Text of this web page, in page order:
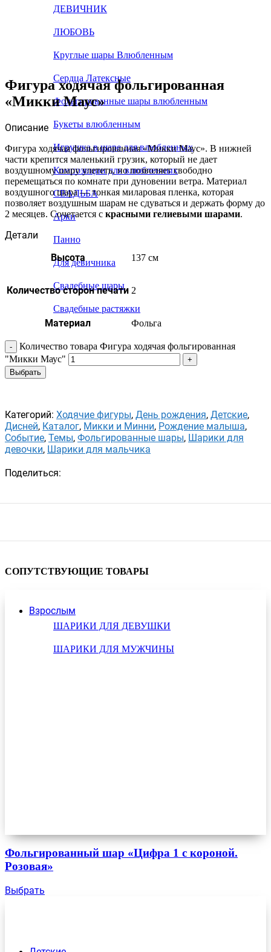
ДЕВИЧНИК
ЛЮБОВЬ
Круглые шары Влюбленным
Сердца Латексные
Фольгированные шары влюбленным
Букеты влюбленным
Игрушка в шаре для влюбленных
Композиции для влюбленных
СВАДЬБА
Арки
Панно
Для девичника
Свадебные шары
Свадебные растяжки
Взрослым
ШАРИКИ ДЛЯ ДЕВУШКИ
ШАРИКИ ДЛЯ МУЖЧИНЫ
Фигура ходячая фольгированная
«Микки Маус»
Описание
Фигура ходячая фольгированная «Микки Маус». В нижней
части крепится маленький грузик, который не дает
воздушному шару улететь, но позволяет свободно
перемещаться по комнате при дуновении ветра. Материал
воздушного шара — тонкая миларовая пленка, которая
позволяет воздушным шарам не сдуваться и держать форму до
2 месяцев. Сочетается с красными гелиевыми шарами.
Детали
Высота
137 см
Количество сторон печати 2
Материал Фольга
Количество товара Фигура ходячая фольгированная
"Микки Маус"
Выбрать
Категорий: Ходячие фигуры, День рождения, Детские,
Дисней, Каталог, Микки и Минни, Рождение малыша,
Событие, Темы, Фольгированные шары, Шарики для
девочки, Шарики для мальчика
Поделиться:
СОПУТСТВУЮЩИЕ ТОВАРЫ
Фольгированный шар «Цифра 1 с короной.
Розовая»
Выбрать